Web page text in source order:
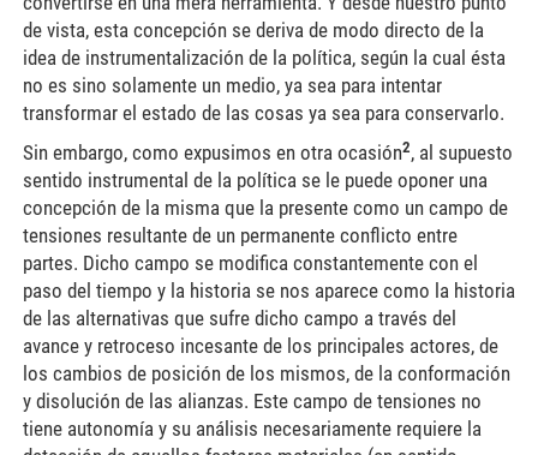
de vista, esta concepción se deriva de modo directo de la
idea de instrumentalización de la política, según la cual ésta
no es sino solamente un medio, ya sea para intentar
transformar el estado de las cosas ya sea para conservarlo.
Sin embargo, como expusimos en otra ocasión2, al supuesto
sentido instrumental de la política se le puede oponer una
concepción de la misma que la presente como un campo de
tensiones resultante de un permanente conflicto entre
partes. Dicho campo se modifica constantemente con el
paso del tiempo y la historia se nos aparece como la historia
de las alternativas que sufre dicho campo a través del
avance y retroceso incesante de los principales actores, de
los cambios de posición de los mismos, de la conformación
y disolución de las alianzas. Este campo de tensiones no
tiene autonomía y su análisis necesariamente requiere la